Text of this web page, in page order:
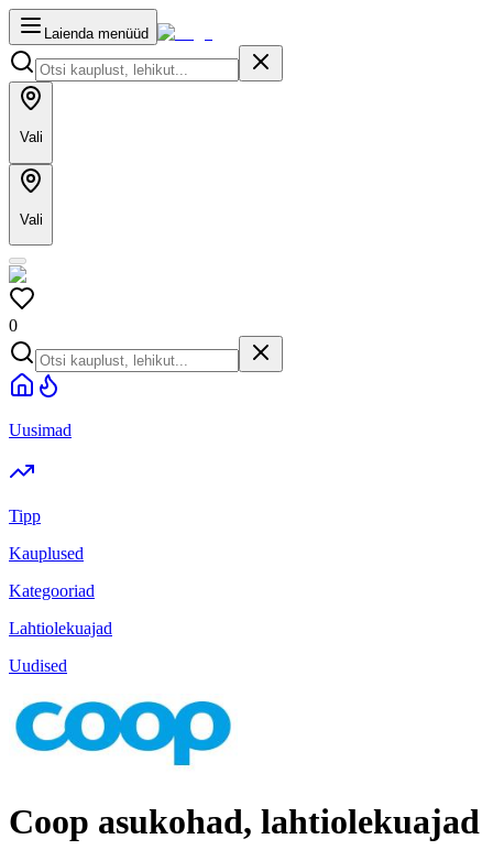
Laienda menüüd
Vali
Vali
0
Uusimad
Tipp
Kauplused
Kategooriad
Lahtiolekuajad
Uudised
Coop asukohad, lahtiolekuajad